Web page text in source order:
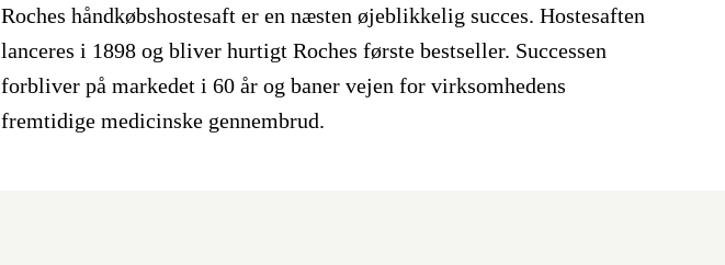
Roches håndkøbshostesaft er en næsten øjeblikkelig succes. Hostesaften
lanceres i 1898 og bliver hurtigt Roches første bestseller. Successen
forbliver på markedet i 60 år og baner vejen for virksomhedens
fremtidige medicinske gennembrud.